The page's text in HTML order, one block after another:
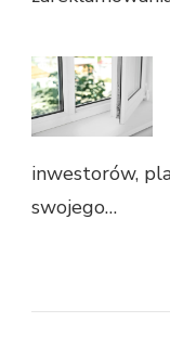
inwestorów,
swojego…